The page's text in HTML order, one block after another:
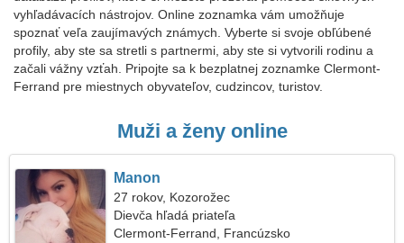
vyhľadávacích nástrojov. Online zoznamka vám umožňuje
spoznať veľa zaujímavých známych. Vyberte si svoje obľúbené
profily, aby ste sa stretli s partnermi, aby ste si vytvorili rodinu a
začali vážny vzťah. Pripojte sa k bezplatnej zoznamke Clermont-
Ferrand pre miestnych obyvateľov, cudzincov, turistov.
Muži a ženy online
Manon
27 rokov, Kozorožec
Dievča hľadá priateľa
Clermont-Ferrand, Francúzsko